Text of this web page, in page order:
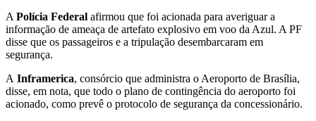
A Polícia Federal afirmou que foi acionada para averiguar a
informação de ameaça de artefato explosivo em voo da Azul. A PF
disse que os passageiros e a tripulação desembarcaram em
segurança.
A Inframerica, consórcio que administra o Aeroporto de Brasília,
disse, em nota, que todo o plano de contingência do aeroporto foi
acionado, como prevê o protocolo de segurança da concessionário.